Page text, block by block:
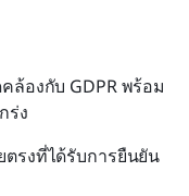
ล้องกับ GDPR พร้อม
ร่ง
รงที่ได้รับการยืนยัน